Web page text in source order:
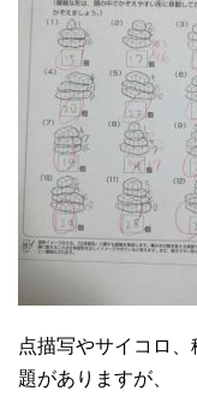
点描写やサイコロ
題がありますが、